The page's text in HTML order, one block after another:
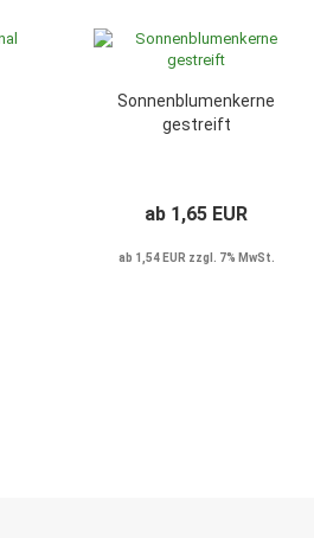
Sonnenblumenkerne
gestreift
ab 1,65 EUR
ab 1,54 EUR zzgl. 7% MwSt.